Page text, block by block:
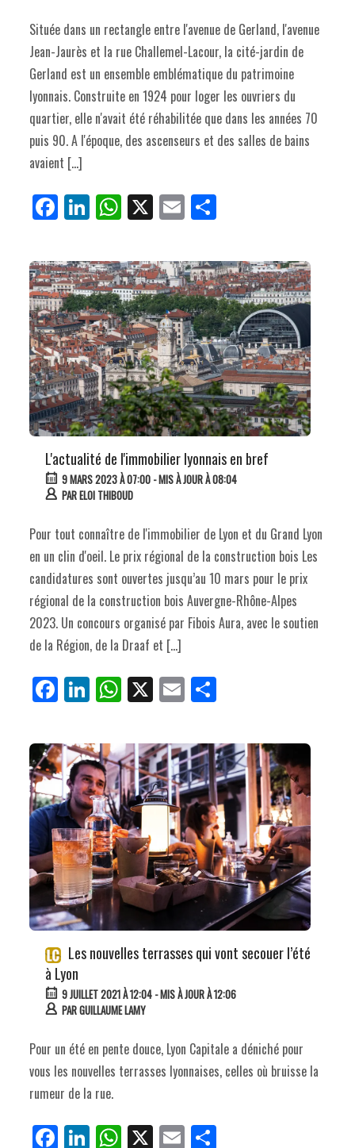
Située dans un rectangle entre l'avenue de Gerland, l'avenue
Jean-Jaurès et la rue Challemel-Lacour, la cité-jardin de
Gerland est un ensemble emblématique du patrimoine
lyonnais. Construite en 1924 pour loger les ouvriers du
quartier, elle n'avait été réhabilitée que dans les années 70
puis 90. A l'époque, des ascenseurs et des salles de bains
avaient […]
Fa
ce
bo
ok
Li
nk
ed
In
W
ha
ts
Ap
p
X E
m
ail
Pa
rt
ag
er
L'actualité de l'immobilier lyonnais en bref
9 MARS 2023 À 07:00- MIS À JOUR À 08:04
PARELOI THIBOUD
Pour tout connaître de l'immobilier de Lyon et du Grand Lyon
en un clin d'oeil. Le prix régional de la construction bois Les
candidatures sont ouvertes jusqu’au 10 mars pour le prix
régional de la construction bois Auvergne-Rhône-Alpes
2023. Un concours organisé par Fibois Aura, avec le soutien
de la Région, de la Draaf et […]
Fa
ce
bo
ok
Li
nk
ed
In
W
ha
ts
Ap
p
X E
m
ail
Pa
rt
ag
er
Les nouvelles terrasses qui vont secouer l’été
à Lyon
9 JUILLET 2021 À 12:04- MIS À JOUR À 12:06
PARGUILLAUME LAMY
Pour un été en pente douce, Lyon Capitale a déniché pour
vous les nouvelles terrasses lyonnaises, celles où bruisse la
rumeur de la rue.
Fa Li W X E Pa